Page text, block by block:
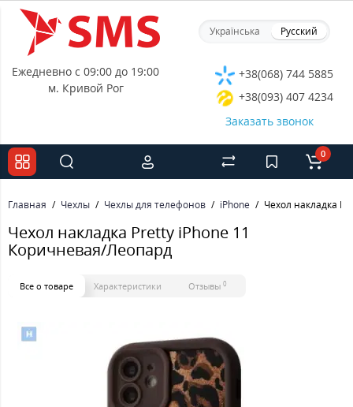
Українська Русский
Ежедневно с 09:00 до 19:00
м. Кривой Рог
+38(068) 744 5885
+38(093) 407 4234
Заказать звонок
0
Главная Чехлы Чехлы для телефонов iPhone Чехол накладка
Чехол накладка Pretty iPhone 11
Коричневая/Леопард
Все о товаре Характеристики Отзывы 0